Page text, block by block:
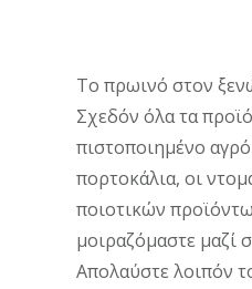
Το πρωινό στον
Σχεδόν όλα τα
πιστοποιημένο
πορτοκάλια, οι
ποιοτικών
μοιραζόμαστε μαζί
Απολαύστε λοιπόν